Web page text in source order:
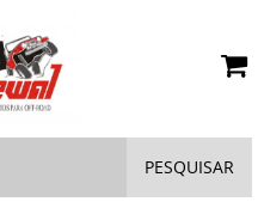
PESQUISAR